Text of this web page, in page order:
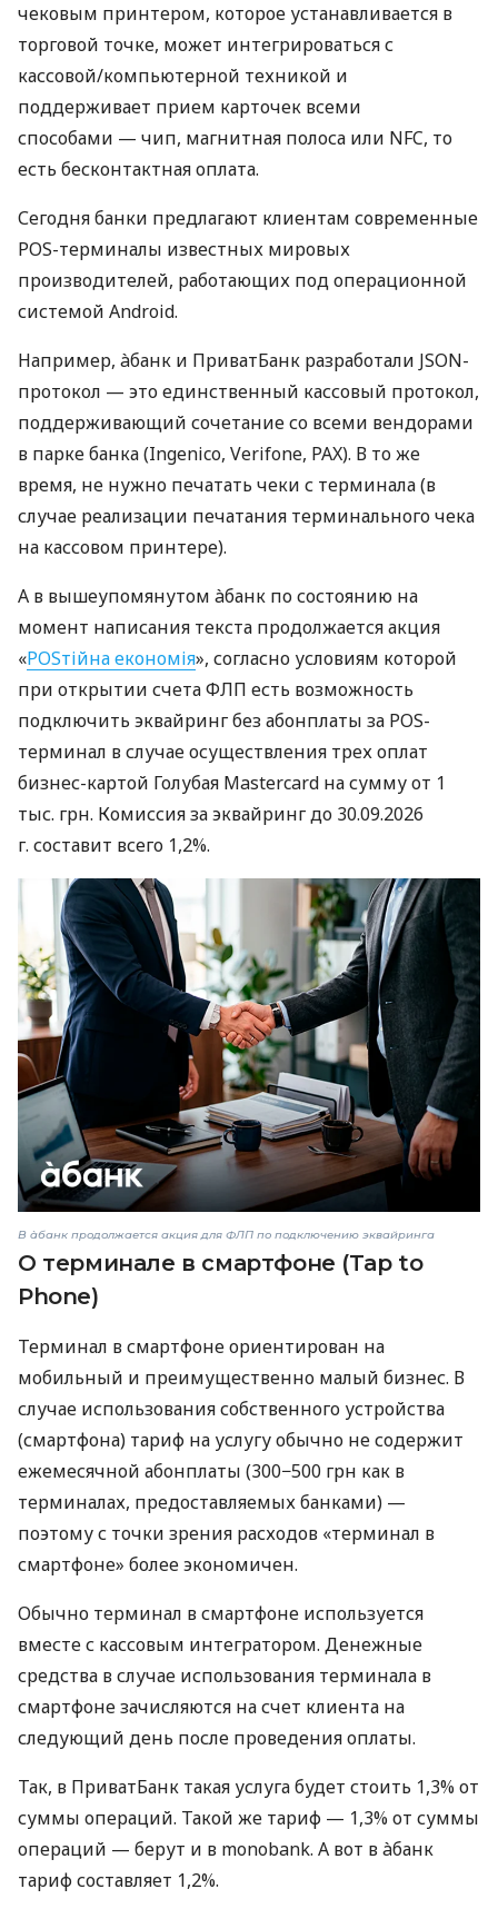
чековым принтером, которое устанавливается в
торговой точке, может интегрироваться с
кассовой/компьютерной техникой и
поддерживает прием карточек всеми
способами — чип, магнитная полоса или NFC, то
есть бесконтактная оплата.
Сегодня банки предлагают клиентам современные
POS-терминалы известных мировых
производителей, работающих под операционной
системой Android.
Например, àбанк и ПриватБанк разработали JSON-
протокол — это единственный кассовый протокол,
поддерживающий сочетание со всеми вендорами
в парке банка (Ingenico, Verifone, PAX). В то же
время, не нужно печатать чеки с терминала (в
случае реализации печатания терминального чека
на кассовом принтере).
А в вышеупомянутом àбанк по состоянию на
момент написания текста продолжается акция
«POSтійна економія», согласно условиям которой
при открытии счета ФЛП есть возможность
подключить эквайринг без абонплаты за POS-
терминал в случае осуществления трех оплат
бизнес-картой Голубая Mastercard на сумму от 1
тыс. грн. Комиссия за эквайринг до 30.09.2026
г. составит всего 1,2%.
В àбанк продолжается акция для ФЛП по подключению эквайринга
О терминале в смартфоне (Tap to
Phone)
Терминал в смартфоне ориентирован на
мобильный и преимущественно малый бизнес. В
случае использования собственного устройства
(смартфона) тариф на услугу обычно не содержит
ежемесячной абонплаты (300−500 грн как в
терминалах, предоставляемых банками) —
поэтому с точки зрения расходов «терминал в
смартфоне» более экономичен.
Обычно терминал в смартфоне используется
вместе с кассовым интегратором. Денежные
средства в случае использования терминала в
смартфоне зачисляются на счет клиента на
следующий день после проведения оплаты.
Так, в ПриватБанк такая услуга будет стоить 1,3% от
суммы операций. Такой же тариф — 1,3% от суммы
операций — берут и в monobank. А вот в àбанк
тариф составляет 1,2%.